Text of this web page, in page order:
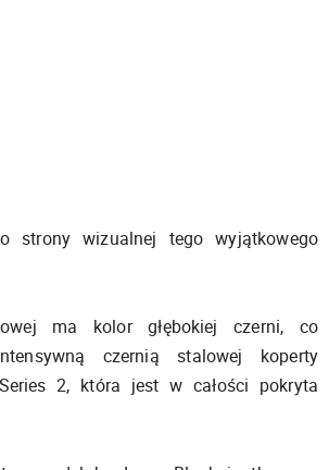
strony wizualnej tego wyjątkowego
ma kolor głębokiej czerni, co
czernią stalowej koperty
2, która jest w całości pokryta